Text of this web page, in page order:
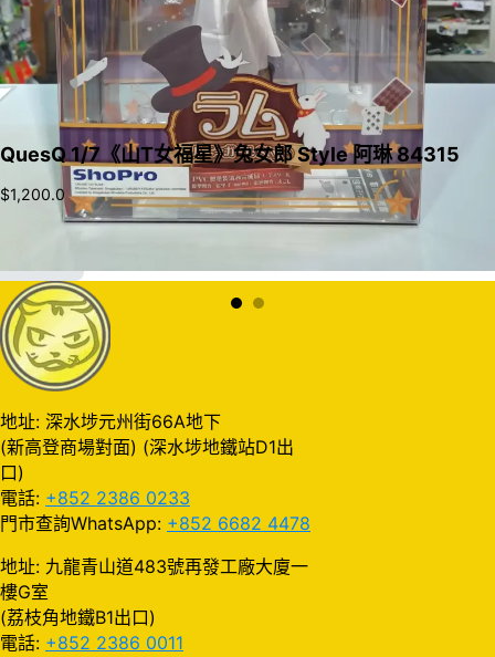
QuesQ 1/7《山T女福星》兔女郎 Style 阿琳 84315
$1,200.0
地址: 深水埗元州街66A地下
(新高登商場對面) (深水埗地鐵站D1出
口)
電話: +852 2386 0233
門市查詢WhatsApp: +852 6682 4478
地址: 九龍青山道483號再發工廠大廈一
樓G室
(荔枝角地鐵B1出口)
電話: +852 2386 0011